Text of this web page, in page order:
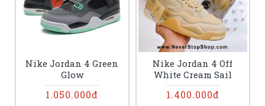
Nike Jordan 4 Green
Glow
1.050.000đ
Nike Jordan 4 Off
White Cream Sail
1.400.000đ